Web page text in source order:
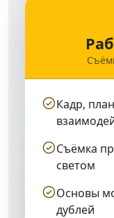
Кадр,
Съёмка
светом
Основы
дублей